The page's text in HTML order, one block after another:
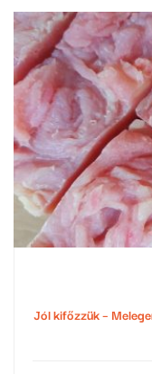
Jól kifőzzük –